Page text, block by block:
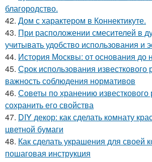
благородство.
42. Дом с характером в Коннектикуте.
43. При расположении смесителей в
учитывать удобство использования и
44. История Москвы: от основания до
45. Срок использования известкового
важность соблюдения нормативов
46. Советы по хранению известкового
сохранить его свойства
47. DIY декор: как сделать комнату
цветной бумаги
48. Как сделать украшения для своей
пошаговая инструкция